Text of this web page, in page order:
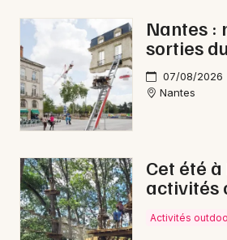
Choisir mes départements
Mon email
Nantes :
sorties
07/08/
Nantes
Cet été
activités
Activités